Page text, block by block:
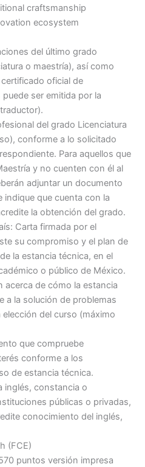
craftsmanship
ecosystem
del último grado
o maestría), así como
oficial de
ser emitida por la
del grado Licenciatura
conforme a lo solicitado
Para aquellos que
y no cuenten con él al
adjuntar un documento
indique que cuenta con la
la obtención del grado.
Carta firmada por el
su compromiso y el plan de
la estancia técnica, en el
o público de México.
acerca de cómo la estancia
a la solución de problemas
del curso (máximo
que compruebe
conforme a los
de estancia técnica.
inglés, constancia o
públicas o privadas,
conocimiento del inglés,
(FCE)
puntos versión impresa